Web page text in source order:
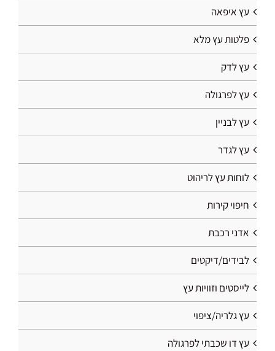
עץ איפאה
פלטות עץ מלא
עץ לדק
עץ לפרגולה
עץ לבניין
עץ לגדר
לוחות עץ לריהוט
חיפוי קירות
אדני רכבת
לבידים/דיקטים
לייסטים וזוויות עץ
עץ גלריה/ציפוי
עץ דו שכבתי לפרגולה